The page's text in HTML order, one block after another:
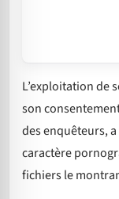
L’exploitation de
son
des enquêteurs,
caractère
fichiers le